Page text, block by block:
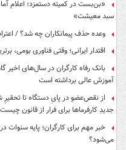
«بن‌بست در کمیته دستمزد؛ اعلام
سبد معیشت»
وعده حذف پیمانکاران چه شد؟ /
اقتدار ایرانی؛ وقتی فناوری بومی،
بانک رفاه کارگران در سال‌های
آموزش عالی برداشته است
از نقص‌عضو در پایِ دستگاه تا
جدیدِ کارفرماها برای فرار از قانون
خبر مهم برای کارگران؛ پایه سنوات
می‌شود؟